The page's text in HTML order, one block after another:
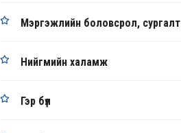
Мэргэжлийн боловсрол, сургалт
Нийгмийн халамж
Гэр бүл